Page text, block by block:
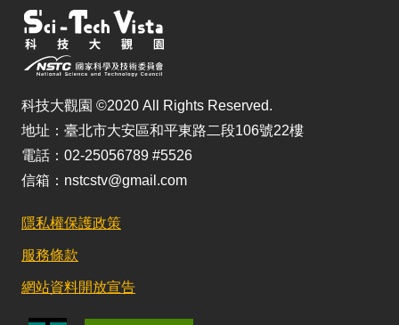
科技大觀園 ©2020 All Rights Reserved.
地址：臺北市大安區和平東路二段106號22樓
電話：02-25056789 #5526
信箱：nstcstv@gmail.com
隱私權保護政策
服務條款
網站資料開放宣告